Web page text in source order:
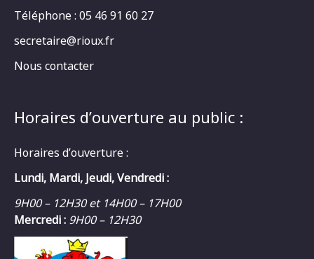
Téléphone : 05 46 91 60 27
secretaire@rioux.fr
Nous contacter
Horaires d’ouverture au public :
Horaires d’ouverture :
Lundi, Mardi, Jeudi, Vendredi :
9H00 – 12H30 et 14H00 – 17H00
Mercredi : 9H00 – 12H30